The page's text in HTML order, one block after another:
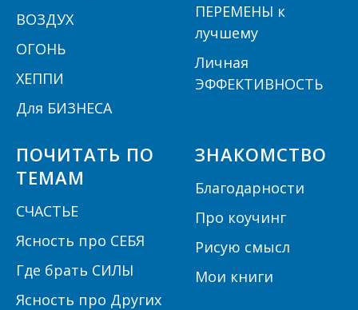
ВОЗДУХ
ОГОНЬ
ХЕППИ
Для БИЗНЕСА
ПЕРЕМЕНЫ к
лучшему
Личная
ЭФФЕКТИВНОСТЬ
ПОЧИТАТЬ ПО
ТЕМАМ
СЧАСТЬЕ
Ясность про СЕБЯ
Где брать СИЛЫ
Ясность про Других
ЗНАКОМСТВО
Благодарности
Про коучинг
Рисую смысл
Мои книги